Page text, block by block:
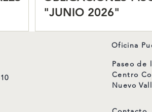
"JUNIO 2026"
Oficina
Paseo de
Centro
Nuevo